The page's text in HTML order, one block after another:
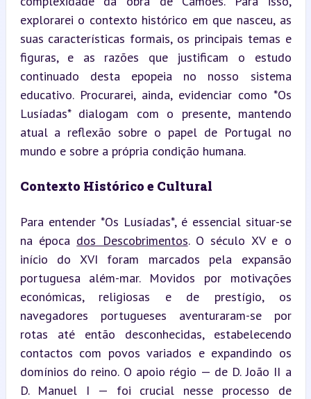
explorarei o contexto histórico em que nasceu, as
suas características formais, os principais temas e
figuras, e as razões que justificam o estudo
continuado desta epopeia no nosso sistema
educativo. Procurarei, ainda, evidenciar como *Os
Lusíadas* dialogam com o presente, mantendo
atual a reflexão sobre o papel de Portugal no
mundo e sobre a própria condição humana.
Contexto Histórico e Cultural
Para entender *Os Lusíadas*, é essencial situar-se
na época dos Descobrimentos. O século XV e o
início do XVI foram marcados pela expansão
portuguesa além-mar. Movidos por motivações
económicas, religiosas e de prestígio, os
navegadores portugueses aventuraram-se por
rotas até então desconhecidas, estabelecendo
contactos com povos variados e expandindo os
domínios do reino. O apoio régio — de D. João II a
D. Manuel I — foi crucial nesse processo de